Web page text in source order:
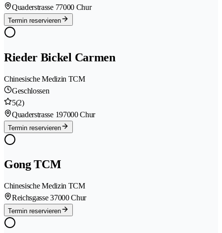
Quaderstrasse 77000 Chur
Termin reservieren
Rieder Bickel Carmen
Chinesische Medizin TCM
Geschlossen
5(2)
Quaderstrasse 197000 Chur
Termin reservieren
Gong TCM
Chinesische Medizin TCM
Reichsgasse 37000 Chur
Termin reservieren